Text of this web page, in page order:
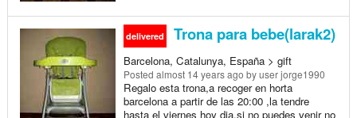
delivered Trona para bebe(larak2)
Barcelona, Catalunya, España > gift
Posted almost 14 years ago by user jorge1990
Regalo esta trona,a recoger en horta
barcelona a partir de las 20:00 ,la tendre
hasta el viernes hoy dia,si no puedes venir no